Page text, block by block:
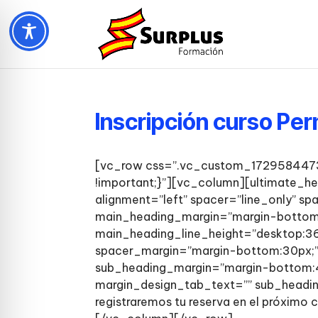
Inscripción curso
[vc_row
alignment=”left” spacer=”line_only”
main_heading_margin=”margin-
spacer_margin=”margin-
sub_heading_margin=”margin-
margin_design_tab_text=””
registraremos tu reserva en el